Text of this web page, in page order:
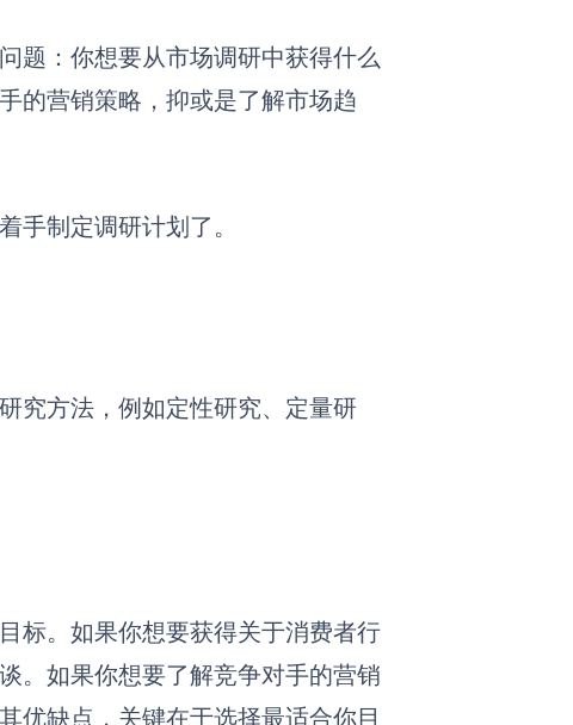
题：你想要从市场调研中获得什么
的营销策略，抑或是了解市场趋
手制定调研计划了。
究方法，例如定性研究、定量研
标。如果你想要获得关于消费者行
。如果你想要了解竞争对手的营销
优缺点，关键在于选择最适合你目